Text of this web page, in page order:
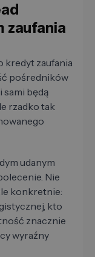
zaufania
kredyt zaufania
pośredników
sami będą
rzadko tak
udanym
Nie
konkretnie:
kto
znacznie
wyraźny